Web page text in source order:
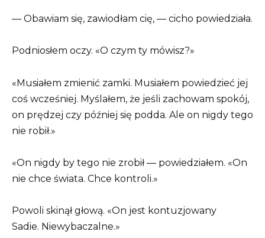
— Obawiam się, zawiodłam cię, — cicho powiedziała.
Podniosłem oczy. «O czym ty mówisz?»
«Musiałem zmienić zamki. Musiałem powiedzieć jej
coś wcześniej. Myślałem, że jeśli zachowam spokój,
on prędzej czy później się podda. Ale on nigdy tego
nie robił.»
«On nigdy by tego nie zrobił — powiedziałem. «On
nie chce świata. Chce kontroli.»
Powoli skinął głową. «On jest kontuzjowany
Sadie. Niewybaczalne.»